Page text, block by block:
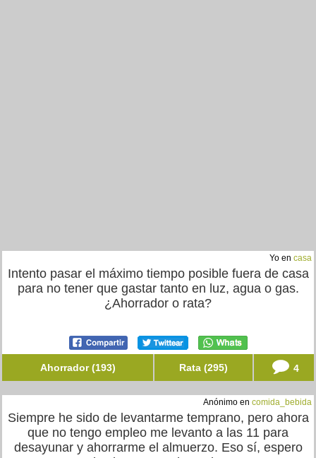
Yo en casa
Intento pasar el máximo tiempo posible fuera de casa
para no tener que gastar tanto en luz, agua o gas.
¿Ahorrador o rata?
Ahorrador (193) Rata (295) 4
Anónimo en comida_bebida
Siempre he sido de levantarme temprano, pero ahora
que no tengo empleo me levanto a las 11 para
desayunar y ahorrarme el almuerzo. Eso sí, espero